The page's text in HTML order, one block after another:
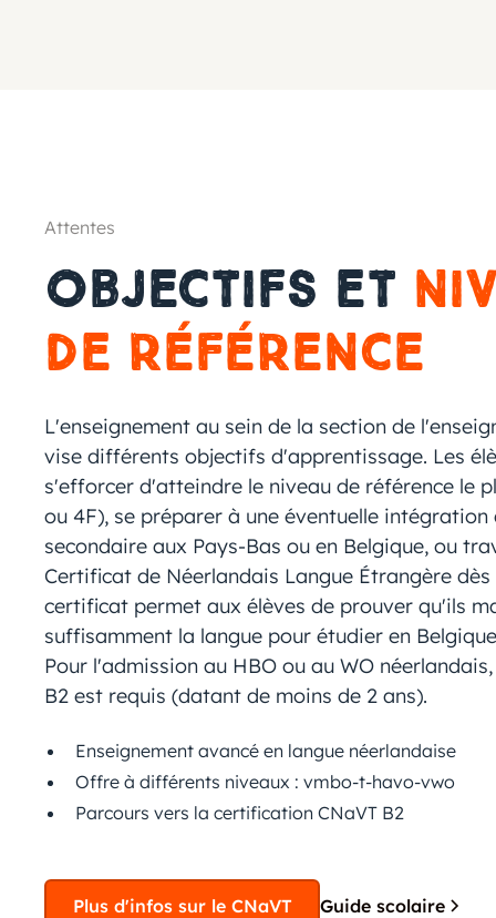
Attentes
Objectifs et
de référence
L'enseignement au sein de la section de
vise différents objectifs d'apprentissage. Les
s'efforcer d'atteindre le niveau de référence le
ou 4F), se préparer à une éventuelle intégration
secondaire aux Pays-Bas ou en Belgique, ou
Certificat de Néerlandais Langue Étrangère dès
certificat permet aux élèves de prouver qu'ils
suffisamment la langue pour étudier en
Pour l'admission au HBO ou au WO
B2 est requis (datant de moins de 2 ans).
Enseignement avancé en langue néerlandaise
Offre à différents niveaux : vmbo-t-havo-vwo
Parcours vers la certification CNaVT B2
Plus d'infos sur le CNaVT Guide scolaire